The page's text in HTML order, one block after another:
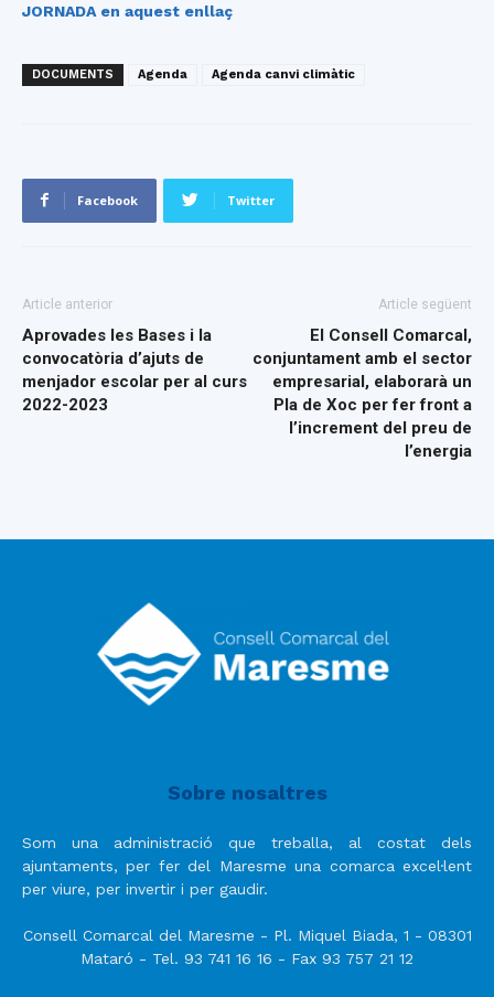
JORNADA en aquest enllaç
DOCUMENTS Agenda Agenda canvi climàtic
Facebook Twitter
Article anterior
Aprovades les Bases i la
convocatòria d’ajuts de
menjador escolar per al curs
2022-2023
Article següent
El Consell Comarcal,
conjuntament amb el sector
empresarial, elaborarà un
Pla de Xoc per fer front a
l’increment del preu de
l’energia
Sobre nosaltres
Som una administració que treballa, al costat dels
ajuntaments, per fer del Maresme una comarca excel·lent
per viure, per invertir i per gaudir.
Consell Comarcal del Maresme - Pl. Miquel Biada, 1 - 08301
Mataró - Tel. 93 741 16 16 - Fax 93 757 21 12